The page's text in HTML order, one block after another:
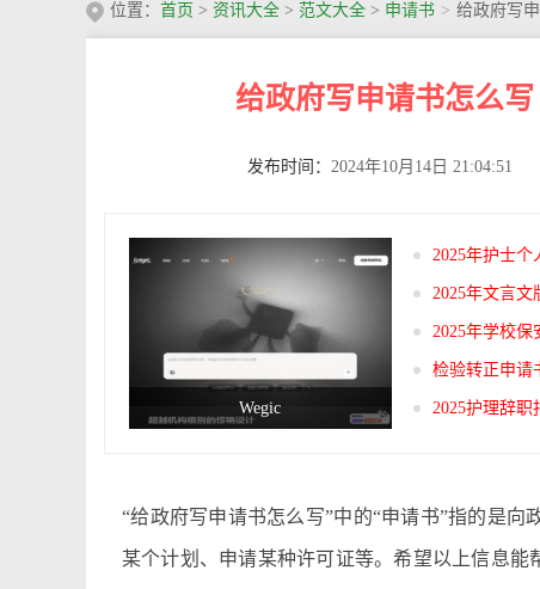
位置： 首页 > 资讯大全 > 范文大全 > 申请书 > 给政府写
给政府写申请书怎么写
发布时间： 2024年10月14日 21:04:51
Wegic
2025年护士
2025年文言
2025年学校
检验转正申请
2025护理辞
“给政府写申请书怎么写”中的“申请书”指的是
某个计划、申请某种许可证等。希望以上信息